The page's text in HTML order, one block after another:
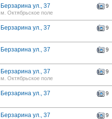
Берзарина ул., 37
9
м. Октябрьское поле
Берзарина ул., 37 9
Берзарина ул., 37 9
Берзарина ул., 37
9
м. Октябрьское поле
Берзарина ул., 37 9
Берзарина ул., 37 9